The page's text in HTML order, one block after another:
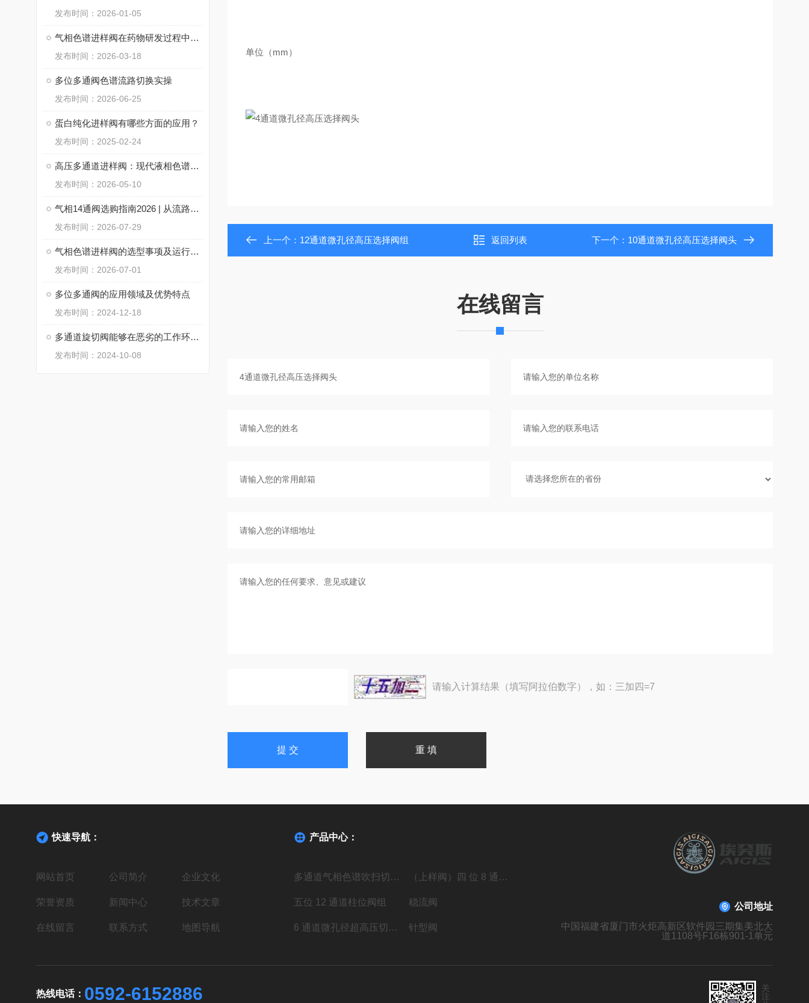
发布时间：2026-01-05
气相色谱进样阀在药物研发过程中的应用
发布时间：2026-03-18
多位多通阀色谱流路切换实操
发布时间：2026-06-25
蛋白纯化进样阀有哪些方面的应用？
发布时间：2025-02-24
高压多通道进样阀：现代液相色谱分析的高通量核心枢纽
发布时间：2026-05-10
气相14通阀选购指南2026 | 从流路设计到密封技术一次讲透
发布时间：2026-07-29
气相色谱进样阀的选型事项及运行注意要点
发布时间：2026-07-01
多位多通阀的应用领域及优势特点
发布时间：2024-12-18
多通道旋切阀能够在恶劣的工作环境下保持稳定的性能
发布时间：2024-10-08
单位（mm）
上一个： 12通道微孔径高压选择阀组 返回列表 下一个： 10通道微孔径高压选择阀头
在线留言
请输入计算结果（填写阿拉伯数字），如：三加四=7
快速导航：
网站首页 公司简介 企业文化
荣誉资质 新闻中心 技术文章
在线留言 联系方式 地图导航
产品中心：
多通道气相色谱吹扫切换阀 （上样阀）四 位 8 通高压进样阀组
五位 12 通道柱位阀组 稳流阀
6 通道微孔径超高压切换阀组 针型阀
公司地址
中国福建省厦门市火炬高新区软件园三期集美北大
道1108号F16栋901-1单元
热线电话： 0592-6152886
关
注